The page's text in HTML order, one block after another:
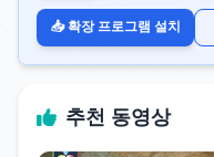
📥 확장 프로그램 설치
추천 동영상